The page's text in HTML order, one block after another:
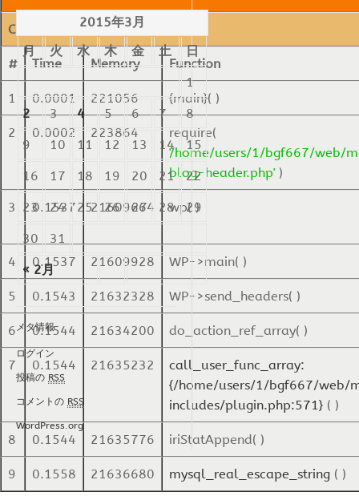
Call Stack
# Time Memory Function
1 0.0001 221056 {main}( )
2 0.0002 223864
require(
'/home/users/1/bgf667/web/
blog-header.php' )
3 0.1537 21609664 wp( )
4 0.1537 21609928 WP->main( )
5 0.1543 21632328 WP->send_headers( )
6 0.1544 21634200 do_action_ref_array( )
7 0.1544 21635232
call_user_func_array:
{/home/users/1/bgf667/web/
includes/plugin.php:571} ( )
8 0.1544 21635776 iriStatAppend( )
9 0.1558 21636680 mysql_real_escape_string ( )
2015年3月
月
火 水 木 金 土 日
« 2月
1
2 3 4 5 6 7 8
9 10 11 12 13 14 15
16 17 18 19 20 21 22
23 24 25 26 27 28 29
30 31
メタ情報
ログイン
投稿の RSS
コメントの RSS
WordPress.org